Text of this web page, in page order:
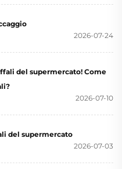
2026-07-24
del supermercato! Come
2026-07-10
del supermercato
2026-07-03